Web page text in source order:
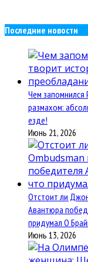
Последние новости
Чем запомнился
размахом:
езде!
Июнь 21, 2026
Отстоит ли
Авантюра
придумал О
Июнь 13, 2026